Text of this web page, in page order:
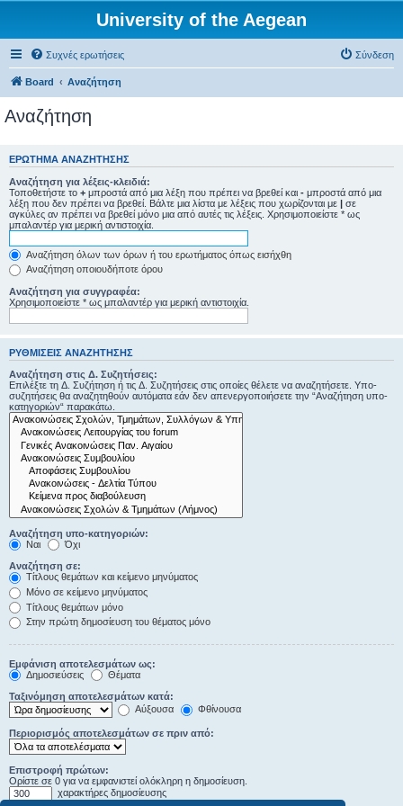
University of the Aegean
Συχνές ερωτήσεις Σύνδεση
Board Αναζήτηση
Αναζήτηση
ΕΡΏΤΗΜΑ ΑΝΑΖΉΤΗΣΗΣ
Αναζήτηση για λέξεις-κλειδιά:
Τοποθετήστε το + μπροστά από μια λέξη που πρέπει να βρεθεί και - μπροστά από μια
λέξη που δεν πρέπει να βρεθεί. Βάλτε μια λίστα με λέξεις που χωρίζονται με | σε
αγκύλες αν πρέπει να βρεθεί μόνο μια από αυτές τις λέξεις. Χρησιμοποιείστε * ως
μπαλαντέρ για μερική αντιστοιχία.
Αναζήτηση όλων των όρων ή του ερωτήματος όπως εισήχθη
Αναζήτηση οποιουδήποτε όρου
Αναζήτηση για συγγραφέα:
Χρησιμοποιείστε * ως μπαλαντέρ για μερική αντιστοιχία.
ΡΥΘΜΊΣΕΙΣ ΑΝΑΖΉΤΗΣΗΣ
Αναζήτηση στις Δ. Συζητήσεις:
Επιλέξτε τη Δ. Συζήτηση ή τις Δ. Συζητήσεις στις οποίες θέλετε να αναζητήσετε. Υπο-
συζητήσεις θα αναζητηθούν αυτόματα εάν δεν απενεργοποιήσετε την “Αναζήτηση υπο-
κατηγοριών“ παρακάτω.
Αναζήτηση υπο-κατηγοριών:
Ναι
Όχι
Αναζήτηση σε:
Τίτλους θεμάτων και κείμενο μηνύματος
Μόνο σε κείμενο μηνύματος
Τίτλους θεμάτων μόνο
Στην πρώτη δημοσίευση του θέματος μόνο
Εμφάνιση αποτελεσμάτων ως:
Δημοσιεύσεις
Θέματα
Ταξινόμηση αποτελεσμάτων κατά:
Αύξουσα
Φθίνουσα
Περιορισμός αποτελεσμάτων σε πριν από:
Επιστροφή πρώτων:
Ορίστε σε 0 για να εμφανιστεί ολόκληρη η δημοσίευση.
χαρακτήρες δημοσίευσης